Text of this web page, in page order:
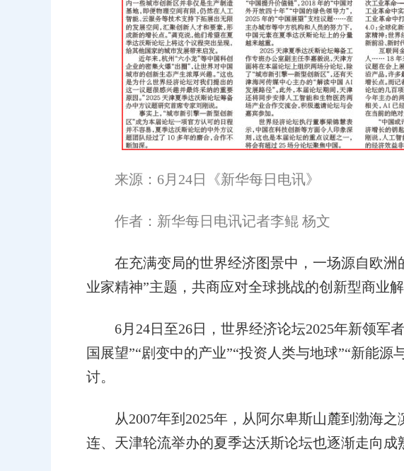
来源：6月24日《新华每日电讯》
作者：新华每日电讯记者李鲲 杨文
在充满变局的世界经济图景中，一场源自欧洲
业家精神”主题，共商应对全球挑战的创新型商业解
6月24日至26日，世界经济论坛2025年新领军
国展望”“剧变中的产业”“投资人类与地球”“新能
讨。
从2007年到2025年，从阿尔卑斯山麓到渤海之
连、天津轮流举办的夏季达沃斯论坛也逐渐走向